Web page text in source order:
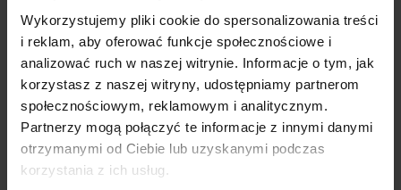
Wykorzystujemy pliki cookie do spersonalizowania treści
i reklam, aby oferować funkcje społecznościowe i
analizować ruch w naszej witrynie. Informacje o tym, jak
korzystasz z naszej witryny, udostępniamy partnerom
społecznościowym, reklamowym i analitycznym.
Partnerzy mogą połączyć te informacje z innymi danymi
otrzymanymi od Ciebie lub uzyskanymi podczas
korzystania z ich usług.
ZAMÓW PRODUKTY ZE ZNAKOWANIEM
ONLINE